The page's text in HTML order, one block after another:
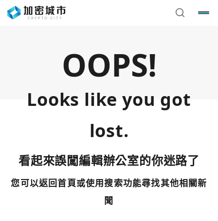
OOPS!
Looks like you got
lost.
看起來誤闖編輯辦公室的你迷路了
您可以返回首頁或使用搜索功能尋找其他相關新
聞
使用以下帳號繼續
您已閒置5分鐘，請點擊關閉按鈕或空白處，即可回到加密